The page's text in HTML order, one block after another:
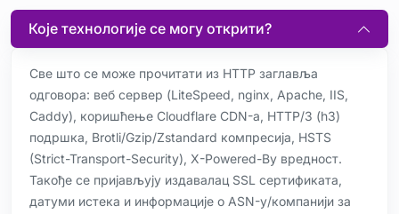
Које технологије се могу открити?
Све што се може прочитати из HTTP заглавља
одговора: веб сервер (LiteSpeed, nginx, Apache, IIS,
Caddy), коришћење Cloudflare CDN-а, HTTP/3 (h3)
подршка, Brotli/Gzip/Zstandard компресија, HSTS
(Strict-Transport-Security), X-Powered-By вредност.
Такође се пријављују издавалац SSL сертификата,
датуми истека и информације о ASN-у/компанији за